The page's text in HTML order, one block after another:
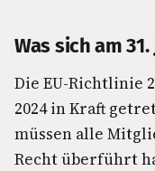
Was sich am
Die EU-Richtlinie
2024 in Kraft
müssen alle
Recht überführt